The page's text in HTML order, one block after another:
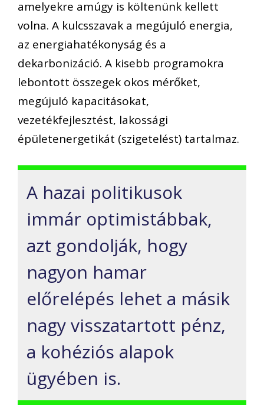
amelyekre amúgy is költenünk kellett
volna. A kulcsszavak a megújuló energia,
az energiahatékonyság és a
dekarbonizáció. A kisebb programokra
lebontott összegek okos mérőket,
megújuló kapacitásokat,
vezetékfejlesztést, lakossági
épületenergetikát (szigetelést) tartalmaz.
A hazai politikusok
immár optimistábbak,
azt gondolják, hogy
nagyon hamar
előrelépés lehet a másik
nagy visszatartott pénz,
a kohéziós alapok
ügyében is.